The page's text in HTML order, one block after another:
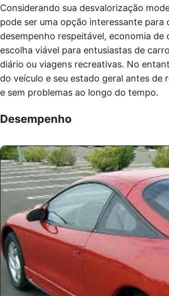
Considerando sua desvalorização
pode ser uma opção interessante
desempenho respeitável, economia
escolha viável para entusiastas de
diário ou viagens recreativas. No
do veículo e seu estado geral antes
e sem problemas ao longo do tempo.
Desempenho